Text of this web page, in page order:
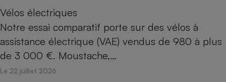
Vélos électriques
Notre essai comparatif porte sur des vélos à
assistance électrique (VAE) vendus de 980 à plus
de 3 000 €. Moustache,…
Le 22 juillet 2026